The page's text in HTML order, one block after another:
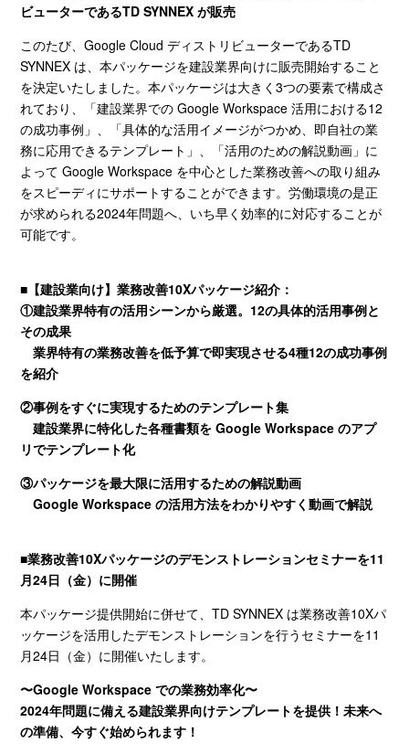
ビューターであるTD SYNNEXが販売
このたび、Google CloudディストリビューターであるTD
SYNNEX は、本パッケージを建設業界向けに販売開始すること
を決定いたしました。本パッケージは大きく3つの要素で構成さ
れており、「建設業界での Google Workspace活用における12
の成功事例」、「具体的な活用イメージがつかめ、即自社の業
務に応用できるテンプレート」、「活用のための解説動画」に
よってGoogle Workspace を中心とした業務改善への取り組み
をスピーディにサポートすることができます。労働環境の是正
が求められる2024年問題へ、いち早く効率的に対応することが
可能です。
■ 【建設業向け】業務改善10Xパッケージ紹介：
①建設業界特有の活用シーンから厳選。 12の具体的活用事例と
その成果
業界特有の業務改善を低予算で即実現させる4種12の成功事例
を紹介
②事例をすぐに実現するためのテンプレート集
建設業界に特化した各種書類を Google Workspace のアプ
リでテンプレート化
③パッケージを最大限に活用するための解説動画
Google Workspace の活用方法をわかりやすく動画で解説
■業務改善10Xパッケージのデモンストレーションセミナーを11
月24日（金）に開催
本パッケージ提供開始に併せて、TD SYNNEX は業務改善10Xパ
ッケージを活用したデモンストレーションを行うセミナーを11
月24日（金）に開催いたします。
〜Google Workspaceでの業務効率化〜
2024年問題に備える建設業界向けテンプレートを提供！未来へ
の準備、今すぐ始められます！